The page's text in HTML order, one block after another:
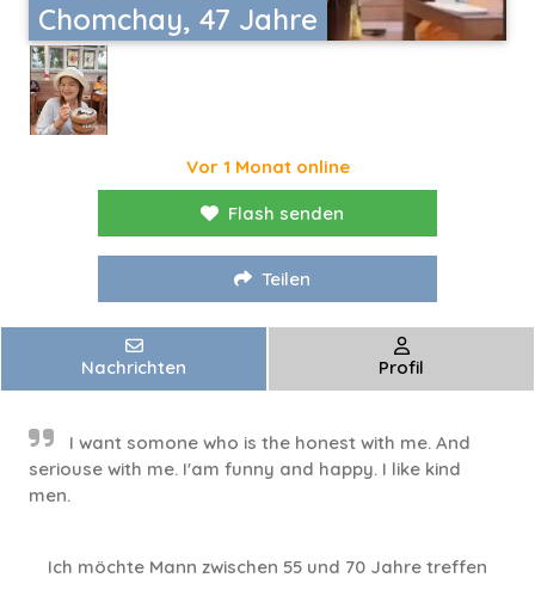
Chomchay, 47 Jahre
Vor 1 Monat online
Flash senden
Teilen
Nachrichten Profil
I want somone who is the honest with me. And
seriouse with me. I'am funny and happy. I like kind
men.
Ich möchte Mann zwischen 55 und 70 Jahre treffen